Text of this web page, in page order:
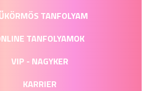
TANFOLYAM
TANFOLYAMOK
VIP - NAGYKER
KARRIER